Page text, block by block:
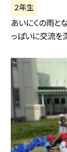
２年生
あいにくの雨と
っぱいに交流を